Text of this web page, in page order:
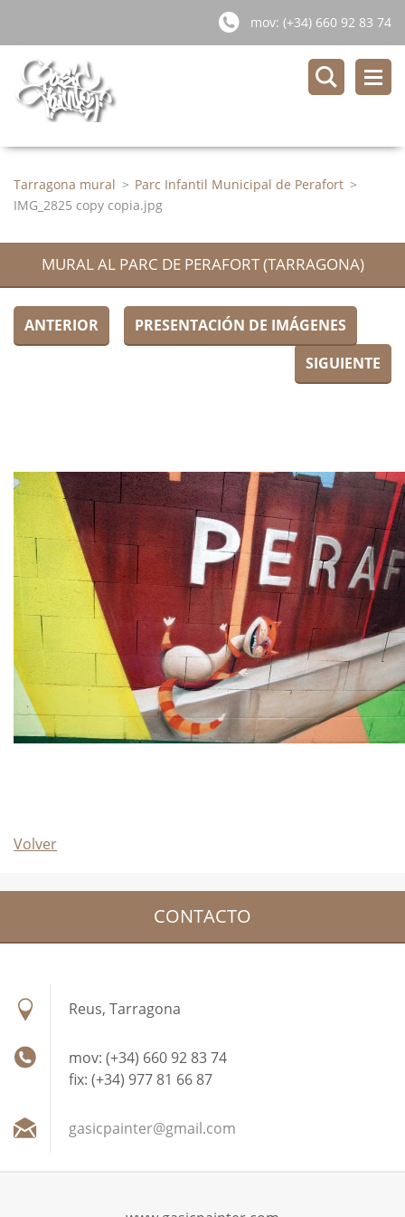
mov: (+34) 660 92 83 74
Tarragona mural > Parc Infantil Municipal de Perafort >
IMG_2825 copy copia.jpg
MURAL AL PARC DE PERAFORT (TARRAGONA)
ANTERIOR
PRESENTACIÓN DE IMÁGENES
SIGUIENTE
Volver
CONTACTO
Reus, Tarragona
mov: (+34) 660 92 83 74
fix: (+34) 977 81 66 87
gasicpainter@gmail.com